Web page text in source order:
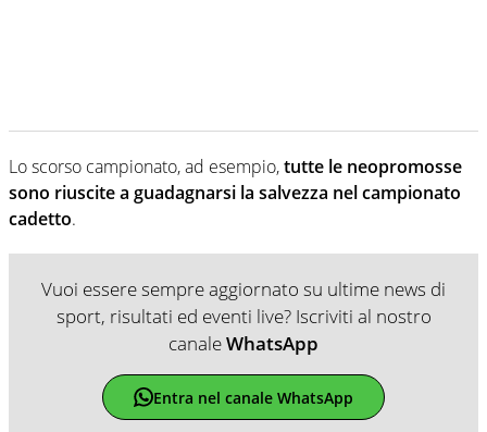
Lo scorso campionato, ad esempio,tutte le neopromosse
sono riuscite a guadagnarsi la salvezza nel campionato
cadetto.
Vuoi essere sempre aggiornato su ultime news di
sport, risultati ed eventi live? Iscriviti al nostro
canaleWhatsApp
Entra nel canale WhatsApp